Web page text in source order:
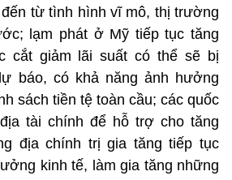
từ tình hình vĩ mô, thị trường
lạm phát ở Mỹ tiếp tục tăng
cắt giảm lãi suất có thể sẽ bị
báo, có khả năng ảnh hưởng
sách tiền tệ toàn cầu; các quốc
tài chính để hỗ trợ cho tăng
địa chính trị gia tăng tiếp tục
kinh tế, làm gia tăng những